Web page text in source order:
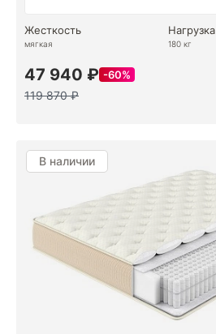
Жесткость
мягкая
Нагрузка
180 кг
47 940 ₽ 60%
119 870 ₽
В наличии